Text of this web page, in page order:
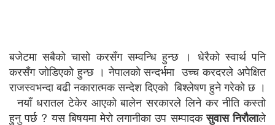
बजेटमा सबैकाे चासाे करसँग सम्वन्धि हुन्छ । धेरैकाे स्वार्थ पनि
करसँग जाेडिएकाे हुन्छ । नेपालकाे सन्दर्भमा उच्च करदरले अपेक्षित
राजस्वभन्दा बढी नकारात्मक सन्देश दिएको बिश्लेषण हुने गरेकाे छ ।
नयाँ धरातल टेकेर आएकाे बालेन सरकारले लिने कर नीति कस्ताे
हुनु पर्छ ? यस बिषयमा मेराे लगानीका उप सम्पादकसुवास निराैलाले